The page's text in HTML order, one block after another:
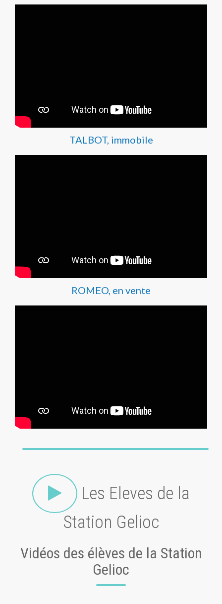
TALBOT, immobile
ROMEO, en vente
Les Eleves de la
Station Gelioc
Vidéos des élèves de la Station
Gelioc